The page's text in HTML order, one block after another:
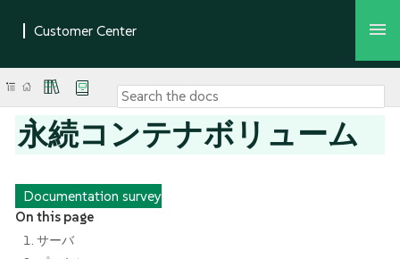
永続コンテナボリューム
Documentation survey
On this page
1. サーバ